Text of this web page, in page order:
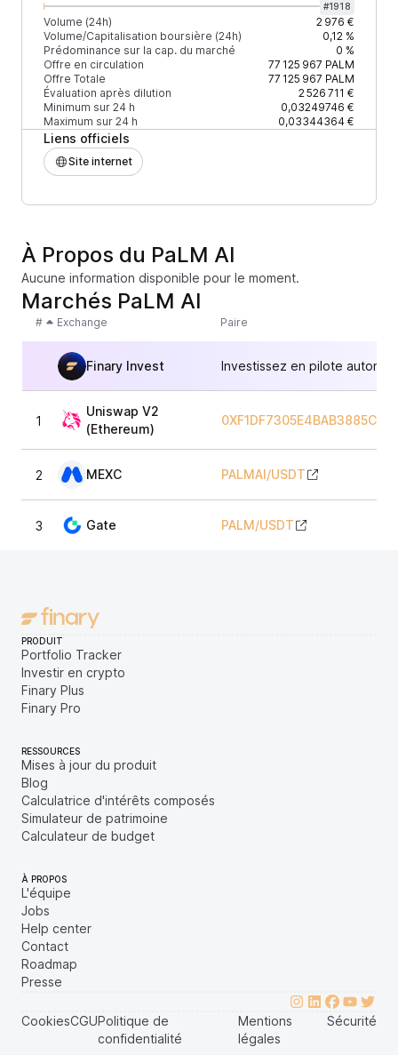
#1918
Volume (24h)
2 976 €
Volume/Capitalisation boursière (24h)
0,12 %
Prédominance sur la cap. du marché
0 %
Offre en circulation
77 125 967 PALM
Offre Totale
77 125 967 PALM
Évaluation après dilution
2 526 711 €
Minimum sur 24 h
0,03249746 €
Maximum sur 24 h
0,03344364 €
Liens officiels
Site internet
À Propos du PaLM AI
Aucune information disponible pour le moment.
Marchés PaLM AI
# Exchange Paire
Finary Invest Investissez en pilote
1
Uniswap V2
(Ethereum)
2 MEXC PALMAI/USDT
3 Gate PALM/USDT
PRODUIT
Portfolio Tracker
Investir en crypto
Finary Plus
Finary Pro
RESSOURCES
Mises à jour du produit
Blog
Calculatrice d'intérêts composés
Simulateur de patrimoine
Calculateur de budget
À PROPOS
L'équipe
Jobs
Help center
Contact
Roadmap
Presse
CookiesCGUPolitique de
confidentialité
Mentions
légales
Sécurité